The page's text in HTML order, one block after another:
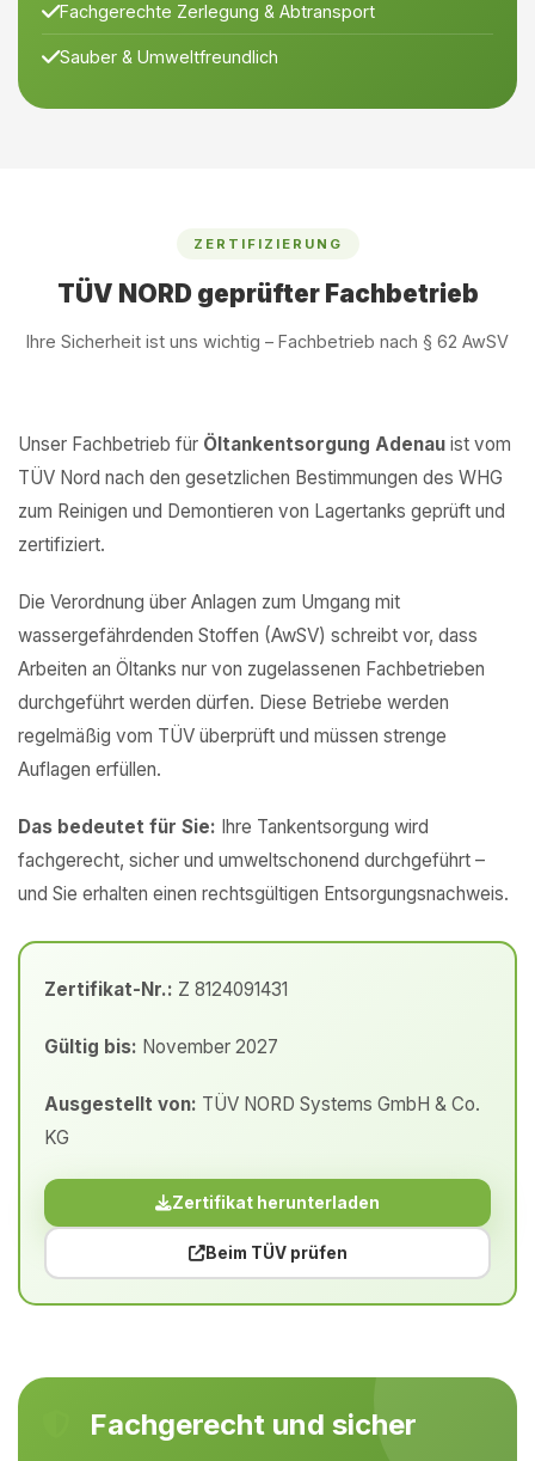
Fachgerechte Zerlegung & Abtransport
Sauber & Umweltfreundlich
ZERTIFIZIERUNG
TÜV NORD geprüfter Fachbetrieb
Ihre Sicherheit ist uns wichtig – Fachbetrieb nach § 62 AwSV
Unser Fachbetrieb für Öltankentsorgung Adenau ist vom
TÜV Nord nach den gesetzlichen Bestimmungen des WHG
zum Reinigen und Demontieren von Lagertanks geprüft und
zertifiziert.
Die Verordnung über Anlagen zum Umgang mit
wassergefährdenden Stoffen (AwSV) schreibt vor, dass
Arbeiten an Öltanks nur von zugelassenen Fachbetrieben
durchgeführt werden dürfen. Diese Betriebe werden
regelmäßig vom TÜV überprüft und müssen strenge
Auflagen erfüllen.
Das bedeutet für Sie: Ihre Tankentsorgung wird
fachgerecht, sicher und umweltschonend durchgeführt –
und Sie erhalten einen rechtsgültigen Entsorgungsnachweis.
Zertifikat-Nr.: Z 8124091431
Gültig bis: November 2027
Ausgestellt von: TÜV NORD Systems GmbH & Co.
KG
Zertifikat herunterladen
Beim TÜV prüfen
Fachgerecht und sicher